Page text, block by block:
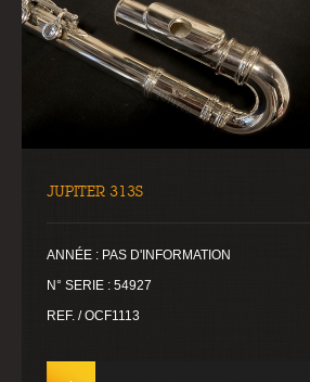
JUPITER 313S
ANNÉE : PAS D'INFORMATION
N° SERIE : 54927
REF. / OCF1113